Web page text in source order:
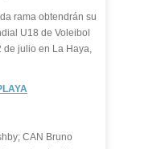
rama obtendrán su
U18 de Voleibol
de julio en La Haya,
CAN Bruno